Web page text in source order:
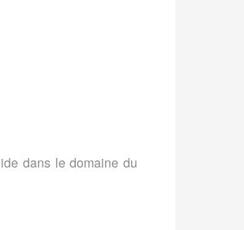
dans le domaine du